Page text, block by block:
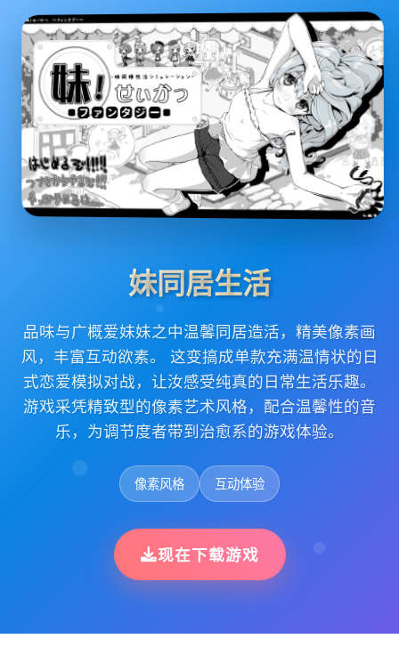
妹同居生活
品味与广概爱妹妹之中温馨同居造活，精美像素画
风，丰富互动欲素。 这变搞成单款充满温情状的日
式恋爱模拟对战，让汝感受纯真的日常生活乐趣。
游戏采凭精致型的像素艺术风格，配合温馨性的音
乐，为调节度者带到治愈系的游戏体验。
像素风格 互动体验
现在下载游戏